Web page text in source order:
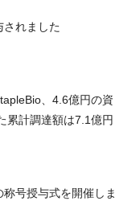
されました
、4.6億円の資
累計調達額は7.1億円
号授与式を開催しま